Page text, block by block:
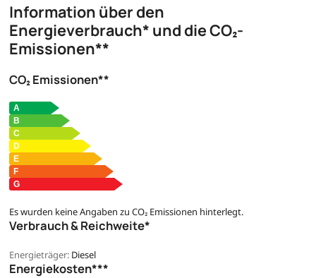
Information über den
Energieverbrauch* und die CO₂-
Emissionen**
CO₂ Emissionen**
Es wurden keine Angaben zu CO₂ Emissionen hinterlegt.
Verbrauch & Reichweite*
Energieträger: Diesel
Energiekosten***